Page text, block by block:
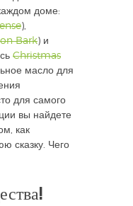
доме:
),
Bark) и
Christmas
масло для
для самого
вы найдете
как
сказку. Чего